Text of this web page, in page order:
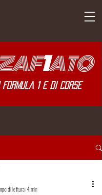
F1ATO
1 e di corse
di lettura: 4 min